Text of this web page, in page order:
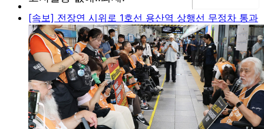
[속보] 전장연 시위로 1호선 용산역 상행선 무정차 통과